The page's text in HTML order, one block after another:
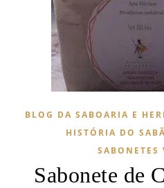
BLOG DA SABOARIA E
HISTÓRIA DO
SABONETES
Sabonete de